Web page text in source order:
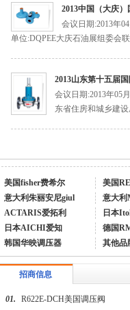
2013中国（大庆
会议日期:2013年
单位:DQPEE大庆石油展组委会
2013山东第十五届
会议日期:2013年05
东省住房和城乡建
美国fisher费希尔
美国
意大利朱丽安尼giul
意大利
ACTARIS爱拓利
日本
日本AICHI爱知
德国
韩国华映调压器
其他品
招商信息
01.
R622E-DCH美国调压阀